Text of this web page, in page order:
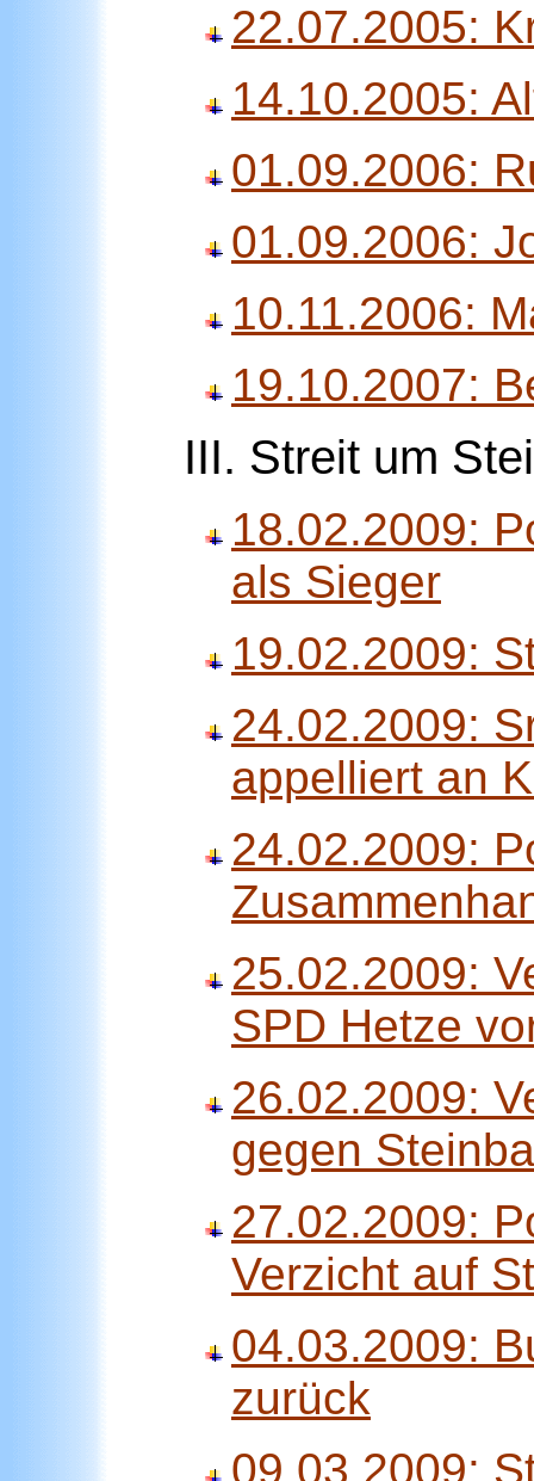
22.07.2005:
14.10.2005:
01.09.2006:
01.09.2006:
10.11.2006:
19.10.2007:
III. Streit um
18.02.2009:
als Sieger
19.02.2009:
24.02.2009:
appelliert an
24.02.2009:
25.02.2009:
SPD Hetze
26.02.2009:
gegen
27.02.2009:
Verzicht auf
04.03.2009:
zurück
09.03.2009: